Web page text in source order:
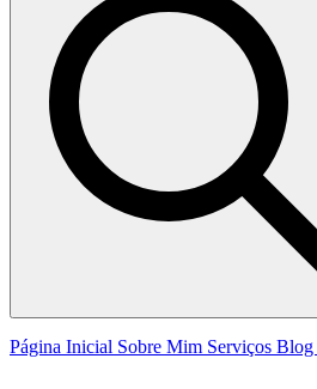
Página Inicial Sobre Mim Serviços Blog